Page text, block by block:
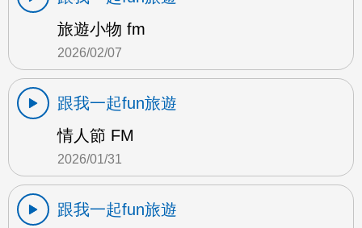
旅遊小物 fm
2026/02/07
跟我一起fun旅遊
情人節 FM
2026/01/31
跟我一起fun旅遊